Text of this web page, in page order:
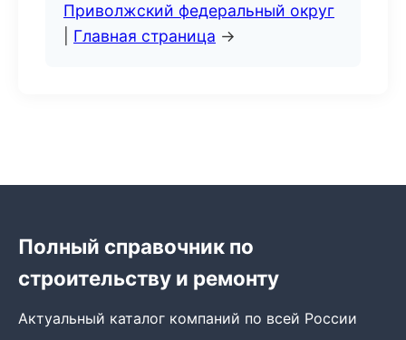
Приволжский федеральный округ
Главная страница →
Полный справочник по
строительству и ремонту
Актуальный каталог компаний по всей России